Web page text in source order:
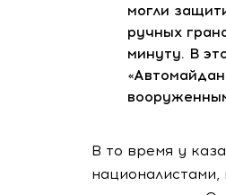
могли
ручных
минуту. В
В то время у